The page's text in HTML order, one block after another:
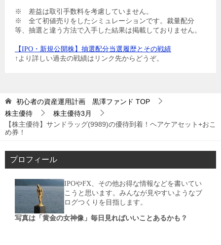
※ 差益は取引手数料を考慮していません。
※ 全て初値売りをしたシミュレーションです。裁量配分
等、抽選と違う方法で入手した結果は掲載しておりません。
【IPO・新規公開株】抽選配分当選履歴とその戦績
↑より詳しい過去の戦績はリンク先からどうぞ。
初心者の資産運用計画 黒澤ファンド TOP
株主優待
株主優待3月
【株主優待】サンドラッグ(9989)の優待到着！ヘアケアセット+おこ
め券！
プロフィール
IPOやFX、その他お得な情報などを書いてい
こうと思います。みんなが見やすいようなブ
ログつくりを目指します。
写真は「黄金の女神像」毎日見ればいいことあるかも？